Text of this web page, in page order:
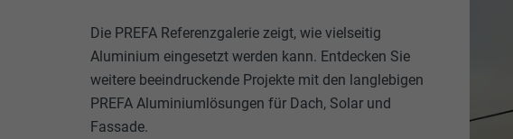
Die PREFA Referenzgalerie zeigt, wie vielseitig
Aluminium eingesetzt werden kann. Entdecken Sie
weitere beeindruckende Projekte mit den langlebigen
PREFA Aluminiumlösungen für Dach, Solar und
Fassade.